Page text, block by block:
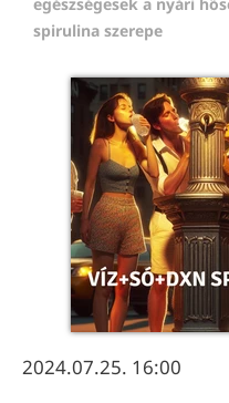
spirulina szerepe
2024.07.25. 16:00